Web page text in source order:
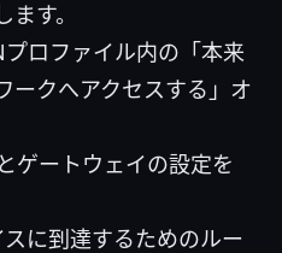
す。
ロファイル内の「本来
ークへアクセスする」オ
ゲートウェイの設定を
に到達するためのルー